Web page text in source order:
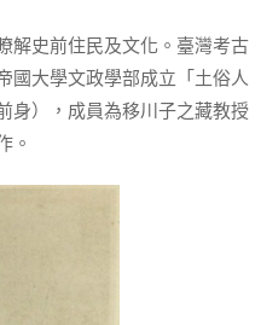
解史前住民及文化。臺灣考古
國大學文政學部成立「土俗人
身），成員為移川子之藏教授
。